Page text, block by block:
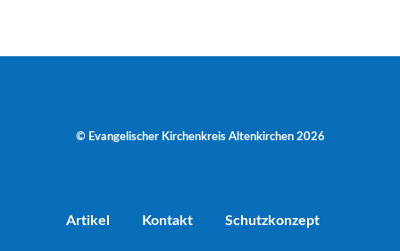
© Evangelischer Kirchenkreis Altenkirchen 2026
Artikel Kontakt Schutzkonzept